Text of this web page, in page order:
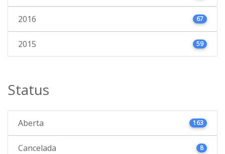
2016 67
2015 59
Status
Aberta 163
Cancelada 8